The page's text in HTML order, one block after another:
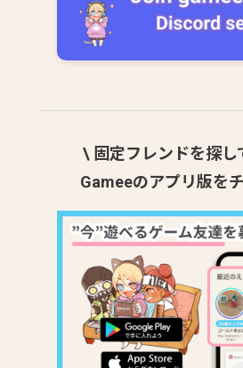
\ 固定フレンドを探し
Gameeのアプリ版を